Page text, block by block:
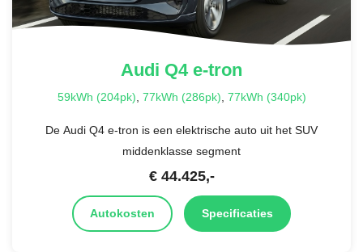
Audi Q4 e-tron
59kWh (204pk) 77kWh (286pk) 77kWh (340pk)
De Audi Q4 e-tron is een elektrische auto uit het SUV
middenklasse segment
€ 44.425,-
Autokosten Specificaties